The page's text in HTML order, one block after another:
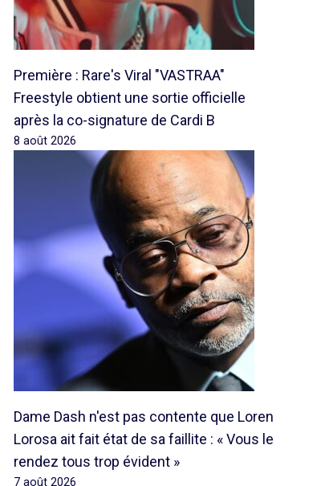
Première : Rare's Viral "VASTRAA"
Freestyle obtient une sortie officielle
après la co-signature de Cardi B
8 août 2026
Dame Dash n'est pas contente que Loren
Lorosa ait fait état de sa faillite : « Vous le
rendez tous trop évident »
7 août 2026